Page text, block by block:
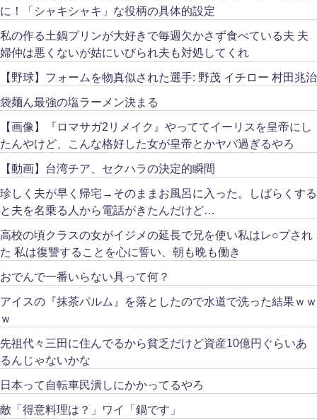
に！「シャキシャキ」な役柄の具体的設定
私の作る土鍋プリンが大好きで毎週欠かさず食べている夫 夫
婦仲は悪くないが姑にいびられ夫も対処してくれ
【野球】フォームを物真似された選手: 野茂 イチロー 村田兆治
袋麺ん最強の塩ラーメン決まる
【画像】『ロマサガ2リメイク』やっててイーリスを皇帝にし
たんやけど、こんな格好した女が皇帝とかヤバ過ぎるやろ
【動画】台湾チア、セクハラの決定的瞬間
珍しく夫が早く帰宅→そのままお風呂に入った。しばらくする
と夫を名乗る人から電話がきたんだけど…
高校の頃クラスの女がイジメの延長で兄を使い私はレ○プされ
た 私は復讐することを心に誓い、朝も晩も働き
おでんで一番いらない具って何？
アイスの『抹茶パルム』を落としたので水道で洗った結果ｗｗ
ｗ
先祖代々三田に住んでるから貧乏だけど資産10億円ぐらいあ
るんじゃないかな
日本って自転車民潰しにかかってるやろ
敵「得意料理は？」ワイ「鍋です」